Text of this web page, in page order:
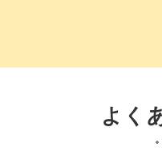
よく